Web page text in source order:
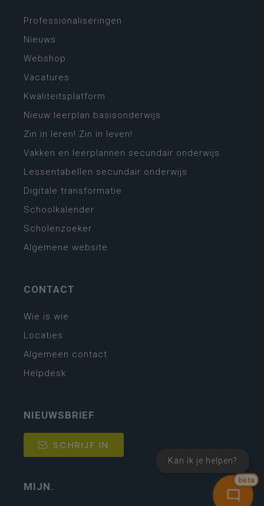
bèta
Kan ik je helpen?
Professionaliseringen
Nieuws
Webshop
Vacatures
Kwaliteitsplatform
Nieuw leerplan basisonderwijs
Zin in leren! Zin in leven!
Vakken en leerplannen secundair onderwijs
Lessentabellen secundair onderwijs
Digitale transformatie
Schoolkalender
Scholenzoeker
Algemene website
CONTACT
Wie is wie
Locaties
Algemeen contact
Helpdesk
NIEUWSBRIEF
SCHRIJF IN
MIJN.